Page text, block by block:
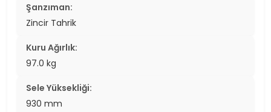
Şanzıman:
Zincir Tahrik
Kuru Ağırlık:
97.0 kg
Sele Yüksekliği:
930 mm